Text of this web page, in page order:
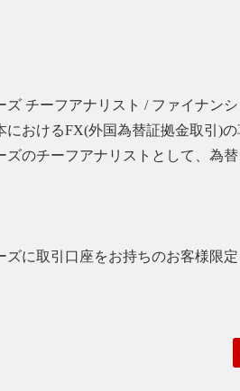
ズ チーフアナリスト / ファイナンシ
におけるFX(外国為替証拠金取引)の
ズのチーフアナリストとして、為
ズに取引口座をお持ちのお客様限定